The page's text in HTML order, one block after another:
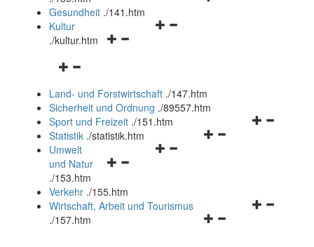
Navigationsmenü
Gesundheit ./141.htm
Navigationsmenü
Kultur
./kultur.htm
Navigationsmenü
und
schließen
Land- und Forstwirtschaft ./147.htm
Sicherheit und Ordnung ./89557.htm
Navigationsmenü
Sport und Freizeit ./151.htm
Navigationsmenü
Statistik ./statistik.htm
Navigationsmenü
und
schließen
Umwelt
und Natur
./153.htm
Verkehr ./155.htm
Navigationsmenü
Wirtschaft, Arbeit und Tourismus
./157.htm